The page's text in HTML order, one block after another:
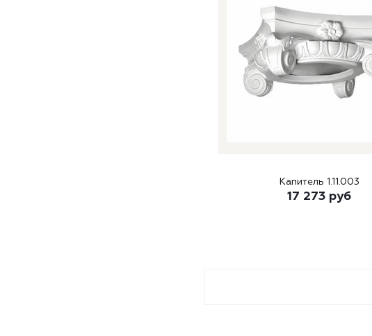
Капитель 1.11.003
17 273 руб